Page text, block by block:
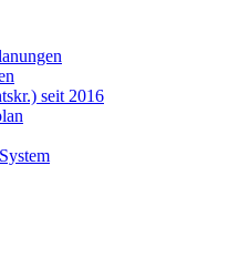
seit 2016